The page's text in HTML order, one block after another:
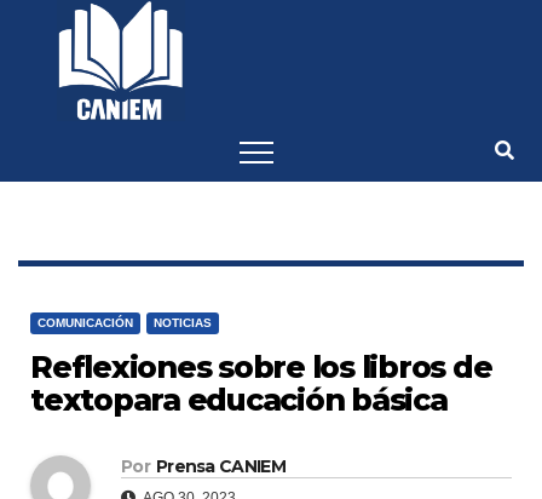
COMUNICACIÓN NOTICIAS
Reflexiones sobre los libros de
textopara educación básica
Por Prensa CANIEM